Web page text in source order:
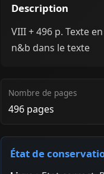
Description
VIII + 496 p. Texte
n&b dans le texte
Nombre de pages
496 pages
État de